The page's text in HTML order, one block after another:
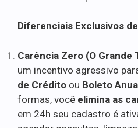
Diferenciais Exclusivos
Carência Zero (O Grande
um incentivo agressivo
de Crédito ou Boleto
formas, você elimina as
em 24h seu cadastro é